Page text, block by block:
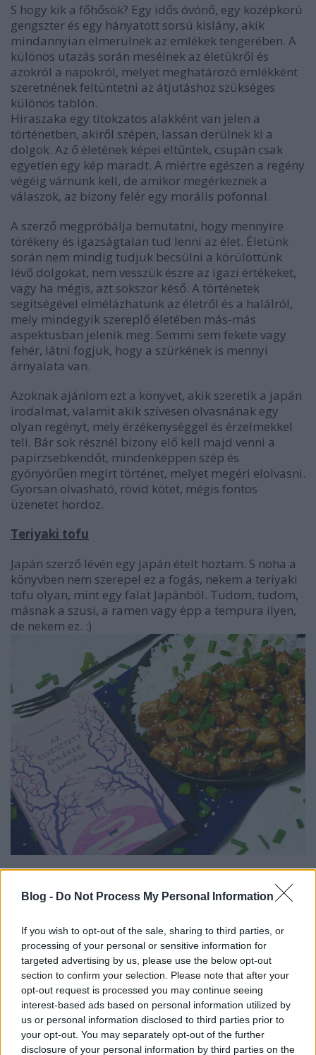
Blog - Do Not Process My Personal Information
If you wish to opt-out of the sale, sharing to third parties, or
processing of your personal or sensitive information for
targeted advertising by us, please use the below opt-out
section to confirm your selection. Please note that after your
opt-out request is processed you may continue seeing
interest-based ads based on personal information utilized by
us or personal information disclosed to third parties prior to
your opt-out. You may separately opt-out of the further
disclosure of your personal information by third parties on the
S hogy kik a főhősök? Egy idős óvónő, egy középkorú
gengszter és egy hányatott sorsú kislány, akik
mindannyian elmerülnek az emlékek tengerében. A
különös utazás során mesélnek az életükről és
azokról a napokról, melyet meghatározó emlékként
szeretnének feltüntetni az átjutáshoz szükséges
különös tablón.
Hiraszaka egy titokzatos alakként van jelen a
történetben, akiről szépen, lassan derülnek ki a
dolgok. Az ő életének képei eltűntek, csupán csak
egyetlen egy kép maradt. A miértre egészen a regény
végéig várnunk kell, de amikor megérkeznek a
válaszok, az bizony felér egy morális pofonnal.
A szerző megpróbálja bemutatni, hogy mennyire
törékeny és igazságtalan tud lenni az élet. Életünk
során nem mindig tudjuk becsülni a körülöttünk
lévő dolgokat, nem vesszük észre az igazi értékeket,
vagy ha mégis, azt sokszor késő. A történetek
segítségével elmélázhatunk az életről és a halálról,
mely mindegyik szereplő életében más-más
aspektusban jelenik meg. Semmi sem fekete vagy
fehér, látni fogjuk, hogy a szürkének is mennyi
árnyalata van.
Azoknak ajánlom ezt a könyvet, akik szeretik a japán
irodalmat, valamit akik szívesen olvasnának egy
olyan regényt, mely érzékenységgel és érzelmekkel
teli. Bár sok résznél bizony elő kell majd venni a
papírzsebkendőt, mindenképpen szép és
gyönyörűen megírt történet, melyet megéri elolvasni.
Gyorsan olvasható, rövid kötet, mégis fontos
üzenetet hordoz.
Teriyaki tofu
Japán szerző lévén egy japán ételt hoztam. S noha a
könyvben nem szerepel ez a fogás, nekem a teriyaki
tofu olyan, mint egy falat Japánból. Tudom, tudom,
másnak a szusi, a ramen vagy épp a tempura ilyen,
de nekem ez. :)
A tofuhoz:
2 db 200g-os natúr tofu
1 ek szójaszósz
2 ek kukoricakeményítő
2 ek szezámolaj
A teriyaki szószhoz:
1/4 bögre szójaszósz